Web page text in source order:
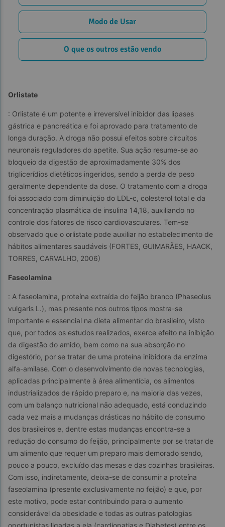
Modo de Usar
O que os outros estão vendo
Orlistate
: Orlistate é um potente e irreversível inibidor das lipases
gástrica e pancreática e foi aprovado para tratamento de
longa duração. A droga não possui efeitos sobre circuitos
neuronais reguladores do apetite. Sua ação resume-se ao
bloqueio da digestão de aproximadamente 30% dos
triglicerídios dietéticos ingeridos, sendo a perda de peso
geralmente dependente da dose. O tratamento com a droga
foi associado com diminuição do LDL-c, colesterol total e da
concentração plasmática de insulina 14,18, auxiliando no
controle dos fatores de risco cardiovasculares. Tem-se
observado que o orlistate pode auxiliar no estabelecimento de
hábitos alimentares saudáveis (FORTES, GUIMARÃES, HAACK,
TORRES, CARVALHO, 2006)
Faseolamina
: A faseolamina, proteína extraída do feijão branco (Phaseolus
vulgaris L.), mas presente nos outros tipos mostra-se
importante e essencial na dieta alimentar do brasileiro, visto
que, por todos os estudos realizados, exerce efeito na inibição
da digestão do amido, bem como na sua absorção no
digestório, por se tratar de uma proteína inibidora da enzima
alfa-amilase. Com o desenvolvimento de novas tecnologias,
aplicadas principalmente à área alimentícia, os alimentos
industrializados de rápido preparo e, na maioria das vezes,
com um balanço nutricional não adequado, está conduzindo
cada vez mais a mudanças drásticas no hábito de consumo
dos brasileiros e, dentre estas mudanças encontra-se a
redução do consumo do feijão, principalmente por se tratar de
um alimento que requer um preparo mais demorado sendo,
pouco a pouco, excluído das mesas e das cozinhas brasileiras.
Com isso, indiretamente, deixa-se de consumir a proteína
faseolamina (presente exclusivamente no feijão) e que, por
este motivo, pode estar contribuindo para o aumento
considerável da obesidade e todas as outras patologias
oportunistas ligadas a ela (cardiopatias e Diabetes) entre os